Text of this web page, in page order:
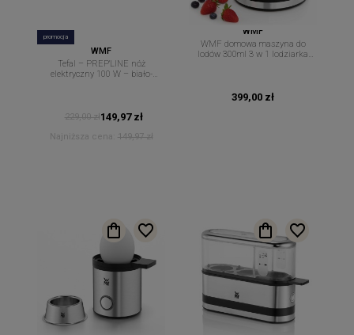
promocja
WMF
Tefal – PREP'LINE nóż
elektryczny 100 W – biało-
229,00 zł 149,97 zł
Najniższa cena: 149,97 zł
WMF
WMF domowa maszyna do
lodów 300ml 3 w 1 lodziarka
399,00 zł